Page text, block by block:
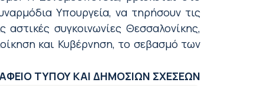
Υπουργεία, να τηρήσουν τις
αστικές συγκοινωνίες Θεσσαλονίκης,
και Κυβέρνηση, το σεβασμό των
ΤΥΠΟΥ ΚΑΙ ΔΗΜΟΣΙΩΝ ΣΧΕΣΕΩΝ